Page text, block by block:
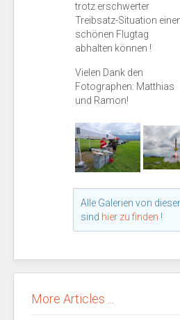
trotz erschwerter
Treibsatz-Situation
schönen Flugtag
abhalten können !
Vielen Dank den
Fotographen: Matthias
und Ramon!
Alle Galerien von
sind hier zu finden !
More Articles ...